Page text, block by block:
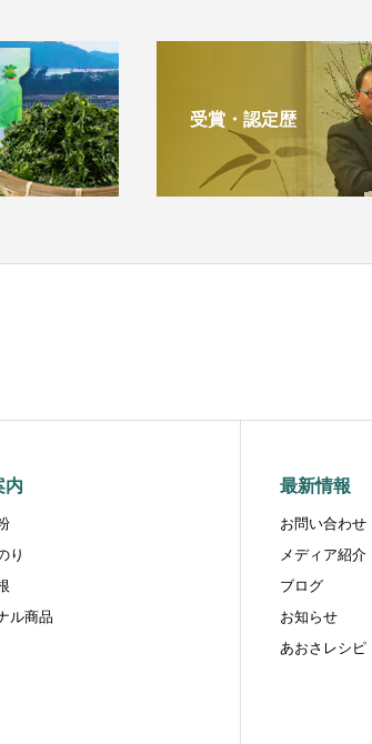
受賞・認定歴
内
り
ル商品
最新情報
お問い合わせ
メディア紹介
ブログ
お知らせ
あおさレシピ